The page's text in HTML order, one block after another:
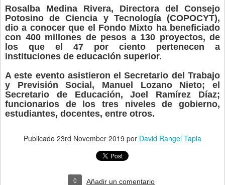
Rosalba Medina Rivera, Directora del Consejo
Potosino de Ciencia y Tecnología (COPOCYT),
dio a conocer que el Fondo Mixto ha beneficiado
con 400 millones de pesos a 130 proyectos, de
los que el 47 por ciento pertenecen a
instituciones de educación superior.
A este evento asistieron el Secretario del Trabajo
y Previsión Social, Manuel Lozano Nieto; el
Secretario de Educación, Joel Ramírez Díaz;
funcionarios de los tres niveles de gobierno,
estudiantes, docentes, entre otros.
Publicado 23rd November 2019 por David Rangel Tapia
0 Añadir un comentario